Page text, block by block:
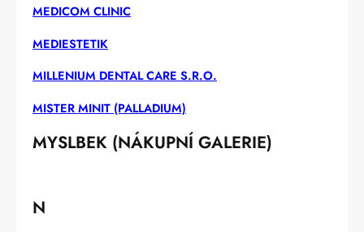
MEDICOM CLINIC
MEDIESTETIK
MILLENIUM DENTAL CARE S.R.O.
MISTER MINIT (PALLADIUM)
MYSLBEK (NÁKUPNÍ GALERIE)
N